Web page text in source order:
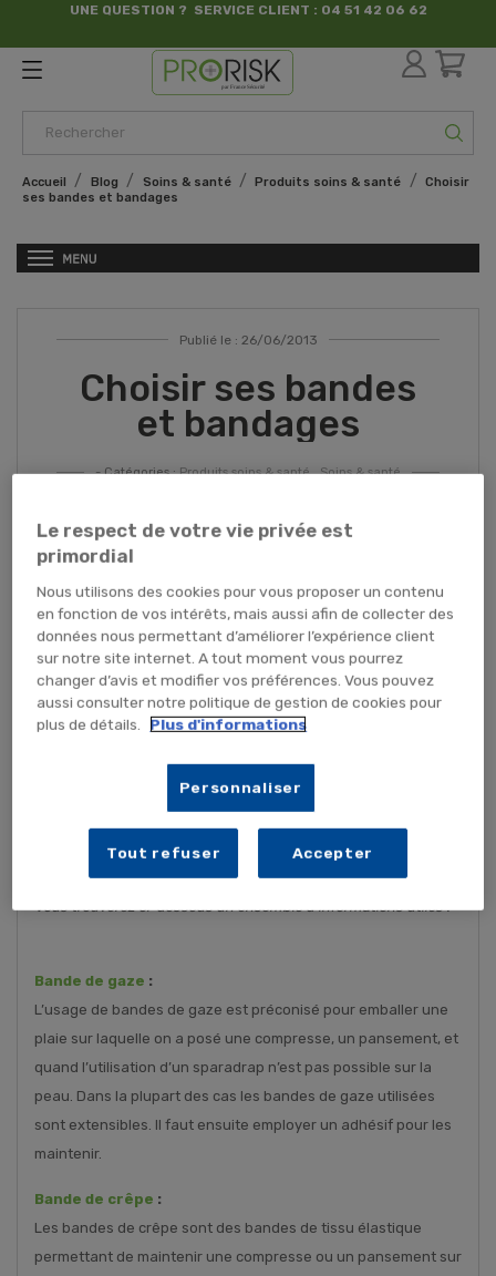
UNE QUESTION ? SERVICE CLIENT : 04 51 42 06 62
par France Sécurité
Accueil Blog Soins & santé Produits soins & santé
Choisir
ses bandes et bandages
Publié le : 26/06/2013
Choisir ses bandes
et bandages
- Catégories :Produits soins & santé,Soins & santé
Chaque type de bandes et bandages a une utilisation spécifique
qu’il est important de connaître avant d’effectuer son choix.
Vous trouverez ci-dessous un ensemble d’informations utiles :
Bande de gaze :
L’usage de bandes de gaze est préconisé pour emballer une
plaie sur laquelle on a posé une compresse, un pansement, et
quand l’utilisation d’un sparadrap n’est pas possible sur la
peau. Dans la plupart des cas les bandes de gaze utilisées
sont extensibles. Il faut ensuite employer un adhésif pour les
maintenir.
Bande de crêpe :
Les bandes de crêpe sont des bandes de tissu élastique
permettant de maintenir une compresse ou un pansement sur
Le respect de votre vie privée est
primordial
Nous utilisons des cookies pour vous proposer un contenu
en fonction de vos intérêts, mais aussi afin de collecter des
données nous permettant d’améliorer l’expérience client
sur notre site internet. A tout moment vous pourrez
changer d’avis et modifier vos préférences. Vous pouvez
aussi consulter notre politique de gestion de cookies pour
plus de détails.
Plus d'informations
Personnaliser
Tout refuser Accepter